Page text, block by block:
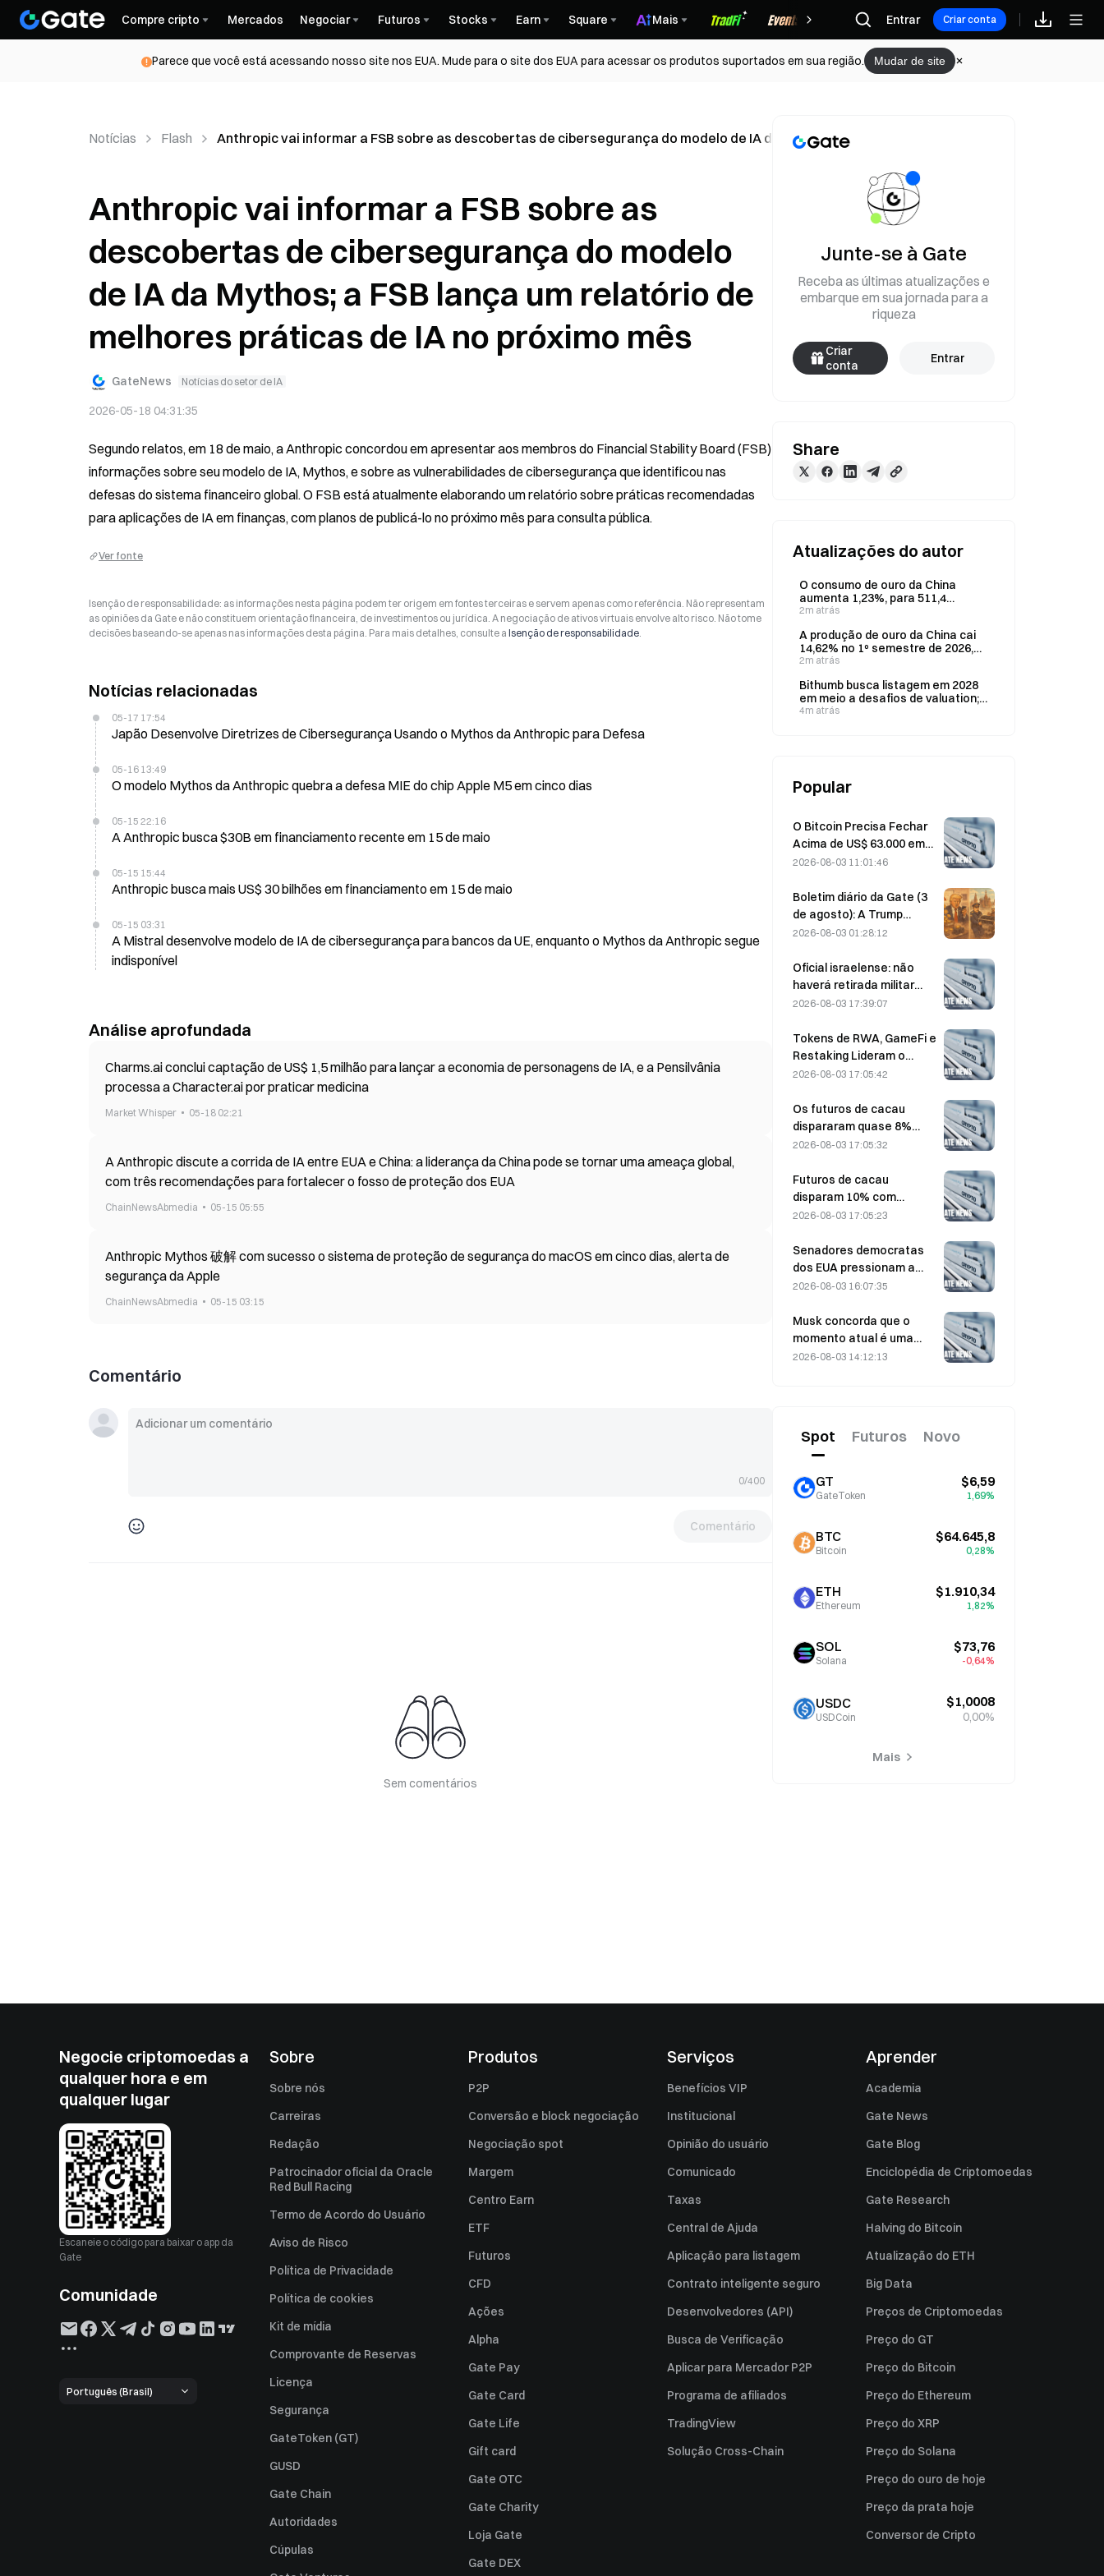
Compre cripto Mercados Negociar Futuros Stocks Earn Square Mais RecompensasEntrar Criar conta
Parece que você está acessando nosso site nos EUA. Mude para o site dos EUA para acessar os produtos suportados em sua região. Mudar de site
Notícias Flash Anthropic vai informar a FSB sobre as descobertas de cibersegurança do modelo de IA da Mythos; a FSB lança um relatório de melhores
Anthropic vai informar a FSB sobre as
descobertas de cibersegurança do modelo
de IA da Mythos; a FSB lança um relatório de
melhores práticas de IA no próximo mês
GateNews Notícias do setor de IA
2026-05-18 04:31:35
Segundo relatos, em 18 de maio, a Anthropic concordou em apresentar aos membros do Financial Stability Board (FSB)
informações sobre seu modelo de IA, Mythos, e sobre as vulnerabilidades de cibersegurança que identificou nas
defesas do sistema financeiro global. O FSB está atualmente elaborando um relatório sobre práticas recomendadas
para aplicações de IA em finanças, com planos de publicá-lo no próximo mês para consulta pública.
Ver fonte
Isenção de responsabilidade: as informações nesta página podem ter origem em fontes terceiras e servem apenas como referência. Não representam
as opiniões da Gate e não constituem orientação financeira, de investimentos ou jurídica. A negociação de ativos virtuais envolve alto risco. Não tome
decisões baseando-se apenas nas informações desta página. Para mais detalhes, consulte a Isenção de responsabilidade.
Notícias relacionadas
05-17 17:54
Japão Desenvolve Diretrizes de Cibersegurança Usando o Mythos da Anthropic para Defesa
05-16 13:49
O modelo Mythos da Anthropic quebra a defesa MIE do chip Apple M5 em cinco dias
05-15 22:16
A Anthropic busca $30B em financiamento recente em 15 de maio
05-15 15:44
Anthropic busca mais US$ 30 bilhões em financiamento em 15 de maio
05-15 03:31
A Mistral desenvolve modelo de IA de cibersegurança para bancos da UE, enquanto o Mythos da Anthropic segue
indisponível
Análise aprofundada
Charms.ai conclui captação de US$ 1,5 milhão para lançar a economia de personagens de IA, e a Pensilvânia
processa a Character.ai por praticar medicina
Market Whisper 05-18 02:21
A Anthropic discute a corrida de IA entre EUA e China: a liderança da China pode se tornar uma ameaça global,
com três recomendações para fortalecer o fosso de proteção dos EUA
ChainNewsAbmedia 05-15 05:55
Anthropic Mythos 破解 com sucesso o sistema de proteção de segurança do macOS em cinco dias, alerta de
segurança da Apple
ChainNewsAbmedia 05-15 03:15
Comentário
0/400
Comentário
Sem comentários
Junte-se à Gate
Receba as últimas atualizações e
embarque em sua jornada para a
riqueza
Criar
conta
Entrar
Share
Atualizações do autor
O consumo de ouro da China
aumenta 1,23%, para 511,4
toneladas, no primeiro semestre
2m atrás
A produção de ouro da China cai
14,62% no 1º semestre de 2026,
enquanto o consumo sobe 1,23%
2m atrás
Bithumb busca listagem em 2028
em meio a desafios de valuation;
não há empresas comparáveis
4m atrás
Popular
O Bitcoin Precisa Fechar
Acima de US$ 63.000 em
Agosto para Confirmar o
Baixa, Diz uma Pesquisa
que Aponta Valorização
de 10x
2026-08-03 11:01:46
Boletim diário da Gate (3
de agosto): A Trump
Media volta a comprar e
seguida, transfere 2628
BTC; a proibição da
mineração cripto em
partir de agosto
2026-08-03 01:28:12
Oficial israelense: não
haverá retirada militar
antes que o Hamas
2026-08-03 17:39:07
Tokens de RWA, GameFi e
Restaking Lideram o
Desempenho do Mercado
2026-08-03 17:05:42
Os futuros de cacau
dispararam quase 8%
intradiário na última
surpreendendo os
participantes do mercado
2026-08-03 17:05:32
Futuros de cacau
disparam 10% com
preocupações sobre a
de US$ 6.000 por tonelada
2026-08-03 17:05:23
Senadores democratas
dos EUA pressionam a
CFTC a restringir produtos
incêndios florestais
durante a temporada
recorde de queimadas
2026-08-03 16:07:35
Musk concorda que o
momento atual é uma
oportunidade de compra
2026-08-03 14:12:13
Spot Futuros Novo
GT
GateToken
$6,59
1,69%
BTC
Bitcoin
$64.645,8
0,28%
ETH
Ethereum
$1.910,34
1,82%
SOL
Solana
$73,76
-0,64%
USDC
USDCoin
$1,0008
0,00%
Mais
Negocie criptomoedas a
qualquer hora e em
qualquer lugar
Escaneie o código para baixar o app da
Gate
Comunidade
Português (Brasil)
Sobre
Sobre nós
Carreiras
Redação
Patrocinador oficial da Oracle
Red Bull Racing
Termo de Acordo do Usuário
Aviso de Risco
Política de Privacidade
Política de cookies
Kit de mídia
Comprovante de Reservas
Licença
Segurança
GateToken (GT)
GUSD
Gate Chain
Autoridades
Cúpulas
Produtos
P2P
Conversão e block negociação
Negociação spot
Margem
Centro Earn
ETF
Futuros
CFD
Ações
Alpha
Gate Pay
Gate Card
Gate Life
Gift card
Gate OTC
Gate Charity
Loja Gate
Gate DEX
Serviços
Benefícios VIP
Institucional
Opinião do usuário
Comunicado
Taxas
Central de Ajuda
Aplicação para listagem
Contrato inteligente seguro
Desenvolvedores (API)
Busca de Verificação
Aplicar para Mercador P2P
Programa de afiliados
TradingView
Solução Cross-Chain
Aprender
Academia
Gate News
Gate Blog
Enciclopédia de Criptomoedas
Gate Research
Halving do Bitcoin
Atualização do ETH
Big Data
Preços de Criptomoedas
Preço do GT
Preço do Bitcoin
Preço do Ethereum
Preço do XRP
Preço do Solana
Preço do ouro de hoje
Preço da prata hoje
Conversor de Cripto